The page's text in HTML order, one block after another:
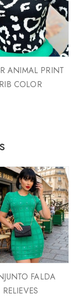
ANIMAL PRINT
RIB COLOR
FALDA
RELIEVES